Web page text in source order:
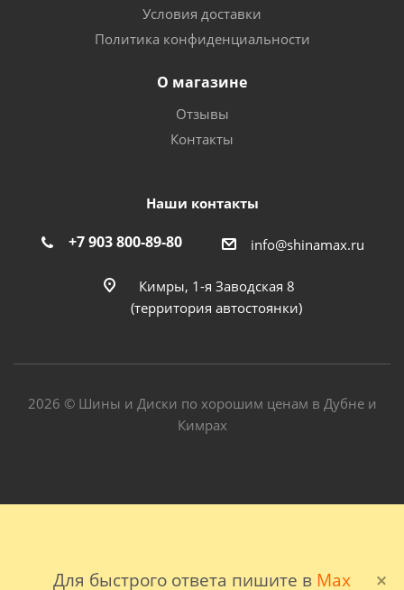
Для быстрого ответа пишите в Max
Условия доставки
Политика конфиденциальности
О магазине
Отзывы
Контакты
Наши контакты
+7 903 800-89-80 info@shinamax.ru
Кимры, 1-я Заводская 8
(территория автостоянки)
2026 © Шины и Диски по хорошим ценам в Дубне и
Кимрах